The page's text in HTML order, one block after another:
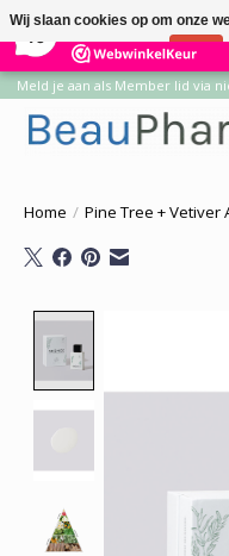
14
Meld je aan als Member lid via
Home / Pine Tree +
Wij slaan cookies op om onze
Nee